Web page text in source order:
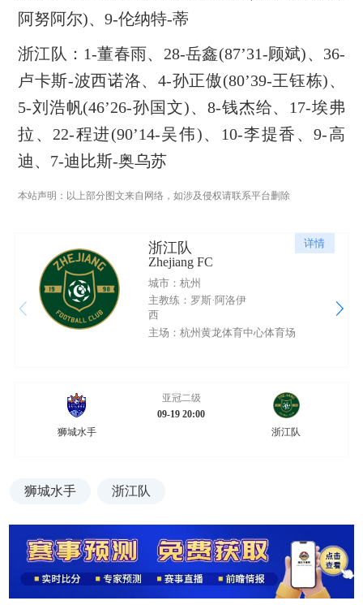
阿努阿尔)、9-伦纳特-蒂
浙江队：1-董春雨、28-岳鑫(87’31-顾斌)、36-
卢卡斯-波西诺洛、4-孙正傲(80’39-王钰栋)、
5-刘浩帆(46’26-孙国文)、8-钱杰给、17-埃弗
拉、22-程进(90’14-吴伟)、10-李提香、9-高
迪、7-迪比斯-奥乌苏
本站声明：以上部分图文来自网络，如涉及侵权请联系平台删除
详情
浙江队
Zhejiang FC
城市：杭州
主教练：罗斯·阿洛伊
西
主场：杭州黄龙体育中心体育场
狮城水手
亚冠二级
09-19 20:00
浙江队
狮城水手 浙江队